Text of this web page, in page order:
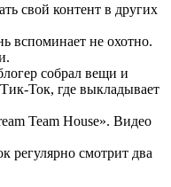
свой контент в других
вспоминает не охотно.
собрал вещи и
Ток, где выкладывает
Team House». Видео
регулярно смотрит два